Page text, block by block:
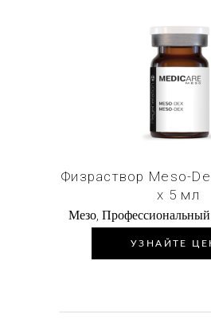
Купить в 1
Физраствор Meso-
х 5 мл
Мезо, Профессиональный
УЗНАЙТЕ